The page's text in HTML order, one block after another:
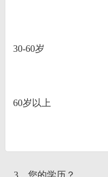
30-60岁
60岁以上
3、您的学历？